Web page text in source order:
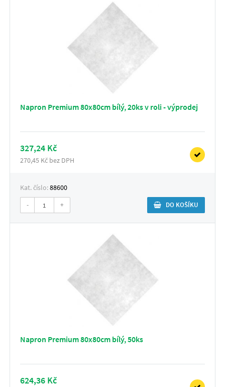
Napron Premium 80x80cm bílý, 20ks v roli - výprodej
327,24 Kč
270,45 Kč bez DPH
Kat. číslo:88600
- + DO KOŠÍKU
Napron Premium 80x80cm bílý, 50ks
624,36 Kč